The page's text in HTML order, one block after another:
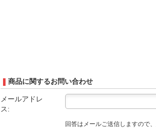
商品に関するお問い合わせ
メールアドレ
ス:
回答はメールご送信しますので